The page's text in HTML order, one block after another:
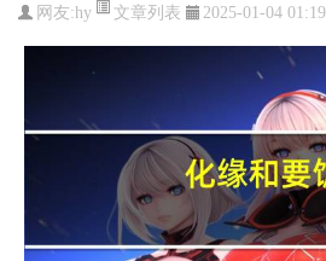
网友:hy 文章列表 2025-01-04